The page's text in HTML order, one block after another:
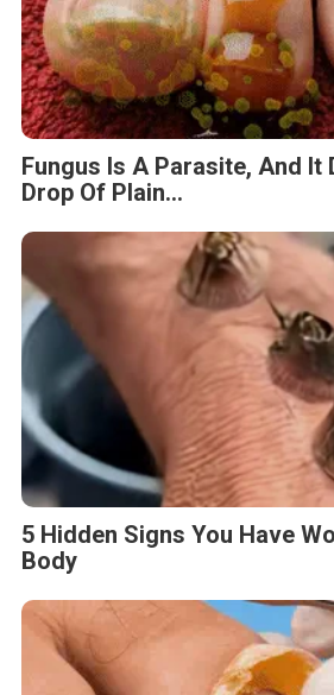
Fungus Is A Parasite, And It
Drop Of Plain...
5 Hidden Signs You Have
Body